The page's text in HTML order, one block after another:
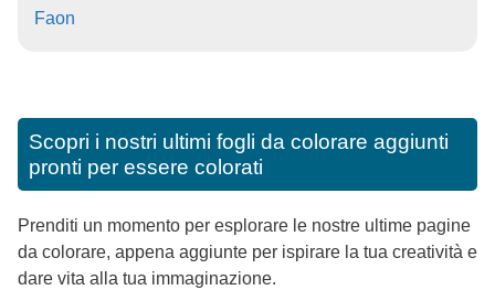
Faon
Scopri i nostri ultimi fogli da colorare aggiunti
pronti per essere colorati
Prenditi un momento per esplorare le nostre ultime pagine
da colorare, appena aggiunte per ispirare la tua creatività e
dare vita alla tua immaginazione.